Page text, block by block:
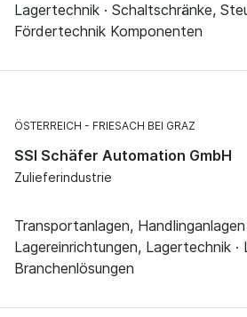
Lagertechnik · Schaltschränke,
Fördertechnik Komponenten
ÖSTERREICH FRIESACH BEI GRAZ
SSI Schäfer Automation GmbH
Zulieferindustrie
Transportanlagen, Handlinganlagen
Lagereinrichtungen, Lagertechnik
Branchenlösungen